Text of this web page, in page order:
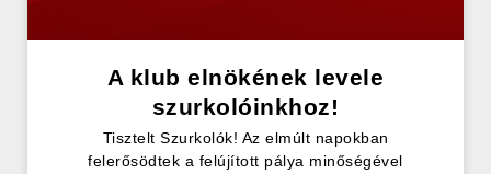
A klub elnökének levele
szurkolóinkhoz!
Tisztelt Szurkolók! Az elmúlt napokban
felerősödtek a felújított pálya minőségével